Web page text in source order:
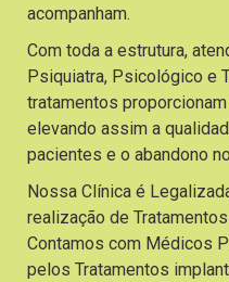
acompanham.
Com toda a estrutura,
Psiquiatra, Psicológico e
tratamentos
elevando assim a
pacientes e o abandono
Nossa Clínica é
realização de
Contamos com Médicos
pelos Tratamentos